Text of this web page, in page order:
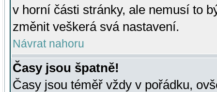
v horní části stránky, ale nemusí to
změnit veškerá svá nastavení.
Návrat nahoru
Časy jsou špatně!
Časy jsou téměř vždy v pořádku,